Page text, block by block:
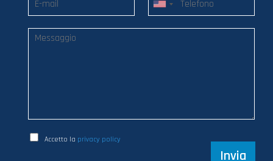
Accetto la privacy policy
Invia